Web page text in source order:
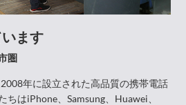
ます
圏
年に設立された高品質の携帯電話
ちはiPhone、Samsung、Huawei、